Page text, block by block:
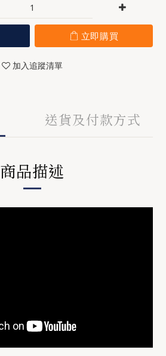
立即購買
加入追蹤清單
送貨及付款方式
商品描述